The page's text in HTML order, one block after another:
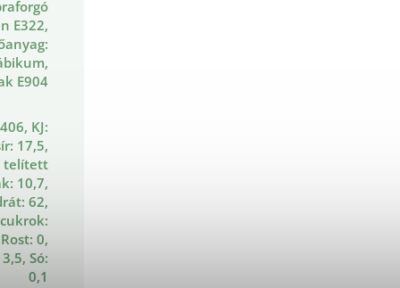
E322,
E904
KJ:
17,5,
telített
10,7,
62,
0,
Só:
0,1